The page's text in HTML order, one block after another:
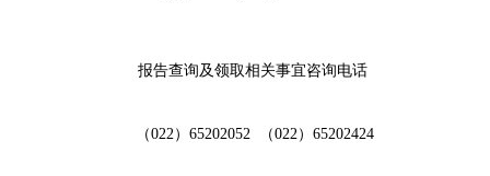
报告查询及领取相关事宜咨询电话
（022）65202052 （022）65202424